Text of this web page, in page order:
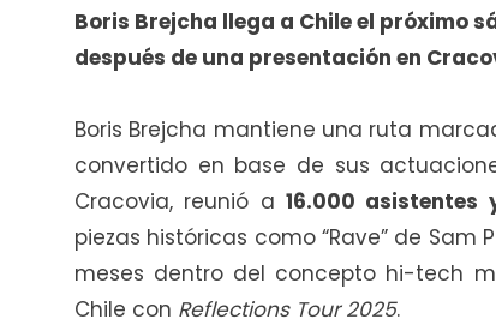
Boris Brejcha llega a Chile el próximo
después de una presentación en
Boris Brejcha mantiene una ruta
convertido en base de sus
Cracovia, reunió a16.000
piezas históricas como “Rave” de
meses dentro del concepto hi-tech
Chile con Reflections Tour 2025.